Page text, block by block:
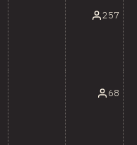
257
68